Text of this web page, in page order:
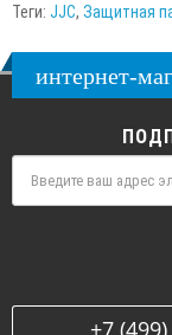
Теги: JJC, Защитная
интернет-
+7